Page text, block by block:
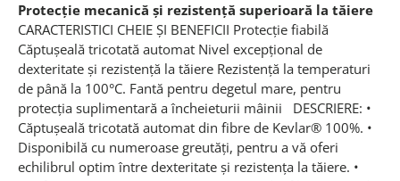
Protecție mecanică și rezistență superioară la tăiere
CARACTERISTICI CHEIE ȘI BENEFICII Protecție fiabilă
Căptușeală tricotată automat Nivel excepțional de
dexteritate și rezistență la tăiere Rezistență la temperaturi
de până la 100°C. Fantă pentru degetul mare, pentru
protecția suplimentară a încheieturii mâinii DESCRIERE: •
Căptuşeală tricotată automat din fibre de Kevlar® 100%. •
Disponibilă cu numeroase greutăţi, pentru a vă oferi
echilibrul optim între dexteritate şi rezistenţa la tăiere. •